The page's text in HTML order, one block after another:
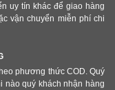
uy tín khác để giao hàng
vận chuyển miễn phí chi
phương thức COD. Quý
nào quý khách nhận hàng